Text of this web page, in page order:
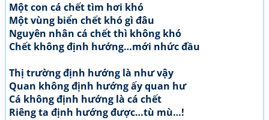
Một con cá chết tìm hơi khó
Một vùng biển chết khó gì đâu
Nguyên nhân cá chết thì không khó
Chết không định hướng…mới nhức đầu
Thị trường định hướng là như vậy
Quan không định hướng ấy quan hư
Cá không định hướng là cá chết
Riêng ta định hướng được…tù mù…!